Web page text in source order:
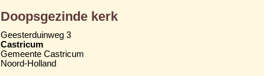
Doopsgezinde kerk
Geesterduinweg 3
Castricum
Gemeente Castricum
Noord-Holland